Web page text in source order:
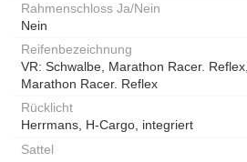
Rahmenschloss Ja/Nein
Nein
Reifenbezeichnung
VR: Schwalbe, Marathon Racer.
Marathon Racer. Reflex
Rücklicht
Herrmans, H-Cargo, integriert
Sattel